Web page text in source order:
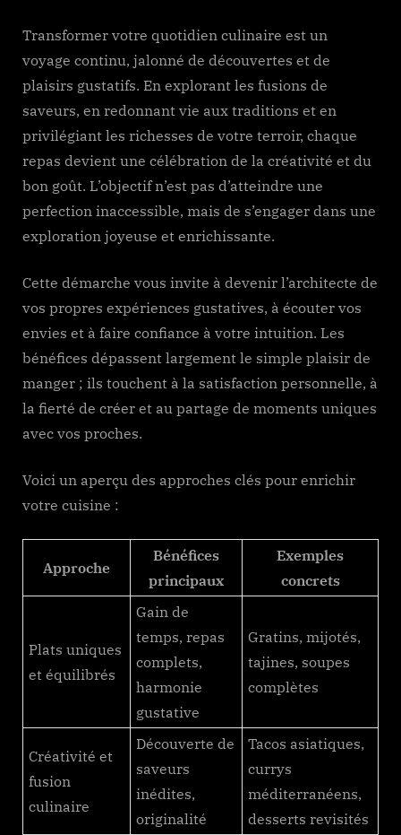
Transformer votre quotidien culinaire est un
voyage continu, jalonné de découvertes et de
plaisirs gustatifs. En explorant les fusions de
saveurs, en redonnant vie aux traditions et en
privilégiant les richesses de votre terroir, chaque
repas devient une célébration de la créativité et du
bon goût. L’objectif n’est pas d’atteindre une
perfection inaccessible, mais de s’engager dans une
exploration joyeuse et enrichissante.
Cette démarche vous invite à devenir l’architecte de
vos propres expériences gustatives, à écouter vos
envies et à faire confiance à votre intuition. Les
bénéfices dépassent largement le simple plaisir de
manger ; ils touchent à la satisfaction personnelle, à
la fierté de créer et au partage de moments uniques
avec vos proches.
Voici un aperçu des approches clés pour enrichir
votre cuisine :
Approche
Bénéfices
principaux
Exemples
concrets
Plats uniques
et équilibrés
Gain de
temps, repas
complets,
harmonie
gustative
Gratins, mijotés,
tajines, soupes
complètes
Créativité et
fusion
culinaire
Découverte de
saveurs
inédites,
originalité
Tacos asiatiques,
currys
méditerranéens,
desserts revisités